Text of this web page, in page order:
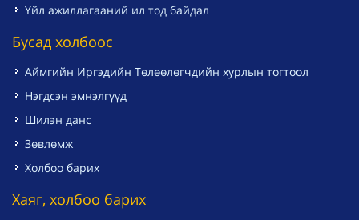
Үйл ажиллагааний ил тод байдал
Бусад холбоос
Аймгийн Иргэдийн Төлөөлөгчдийн хурлын тогтоол
Нэгдсэн эмнэлгүүд
Шилэн данс
Зөвлөмж
Холбоо барих
Хаяг, холбоо барих